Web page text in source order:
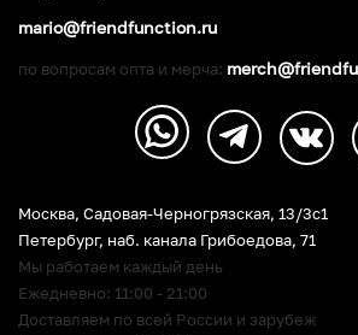
Москва, Садовая-Черногрязская, 13/3c1
Петербург, наб. канала Грибоедова, 71
Мы работаем каждый день
Ежедневно: 11:00 - 21:00
Доставляем по всей России и зарубеж
mario@friendfunction.ru
по вопросам опта и мерча: